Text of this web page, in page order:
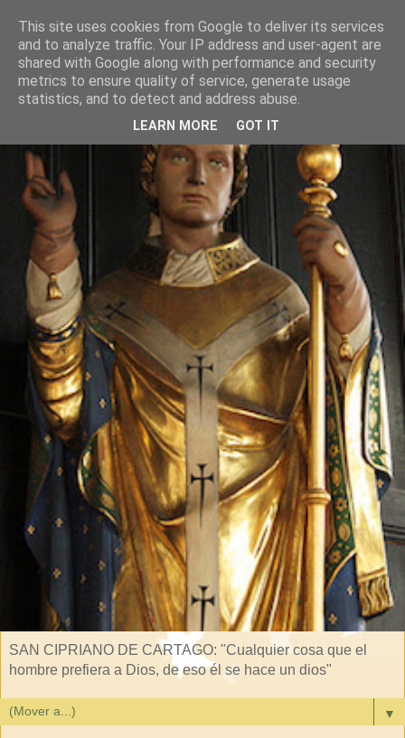
SAN CIPRIANO DE CARTAGO: "Cualquier cosa que el
hombre prefiera a Dios, de eso él se hace un dios"
▼
This site uses cookies from Google to deliver its services
and to analyze traffic. Your IP address and user-agent are
shared with Google along with performance and security
metrics to ensure quality of service, generate usage
statistics, and to detect and address abuse.
LEARN MORE GOT IT